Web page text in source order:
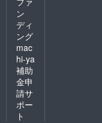
ン
ディ
ング
mac
hi-ya
補助
金申
請サ
ポー
ト